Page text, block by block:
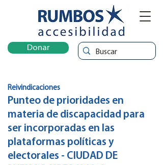
Donar
Reivindicaciones
Punteo de prioridades en
materia de discapacidad para
ser incorporadas en las
plataformas políticas y
electorales - CIUDAD DE